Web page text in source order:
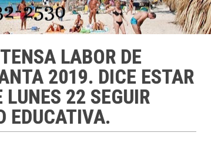
LABOR DE
2019. DICE ESTAR
22 SEGUIR
EDUCATIVA.